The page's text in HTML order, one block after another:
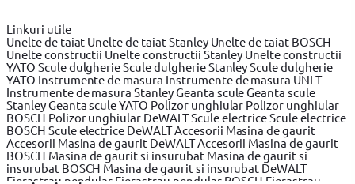
Linkuri utile
Unelte de taiat Unelte de taiat Stanley Unelte de taiat BOSCH
Unelte constructii Unelte constructii Stanley Unelte constructii
YATO Scule dulgherieScule dulgherie StanleyScule dulgherie
YATO Instrumente de masura Instrumente de masura UNI-T
Instrumente de masura StanleyGeanta sculeGeanta scule
StanleyGeanta scule YATO Polizor unghiular Polizor unghiular
BOSCH Polizor unghiular DeWALTScule electriceScule electrice
BOSCH Scule electrice DeWALTAccesorii Masina de gaurit
Accesorii Masina de gaurit DeWALTAccesorii Masina de gaurit
BOSCH Masina de gaurit si insurubat Masina de gaurit si
insurubat BOSCH Masina de gaurit si insurubat DeWALT
Fierastrau pendular Fierastrau pendular BOSCH Fierastrau